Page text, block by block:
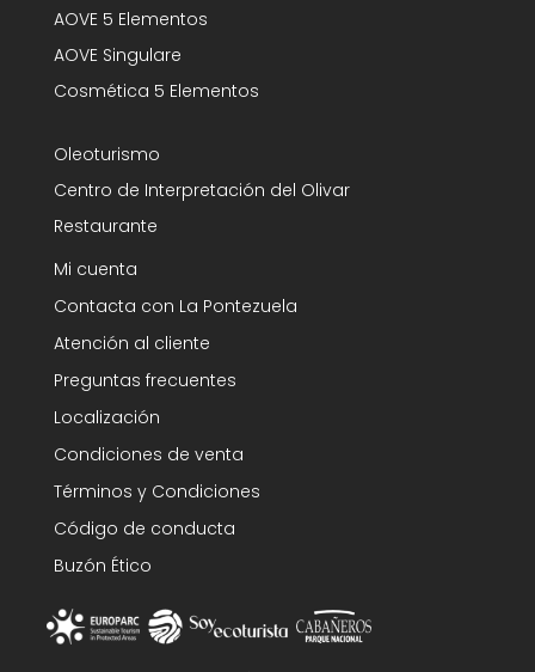
AOVE 5 Elementos
AOVE Singulare
Cosmética 5 Elementos
Oleoturismo
Centro de Interpretación del Olivar
Restaurante
Mi cuenta
Contacta con La Pontezuela
Atención al cliente
Preguntas frecuentes
Localización
Condiciones de venta
Términos y Condiciones
Código de conducta
Buzón Ético